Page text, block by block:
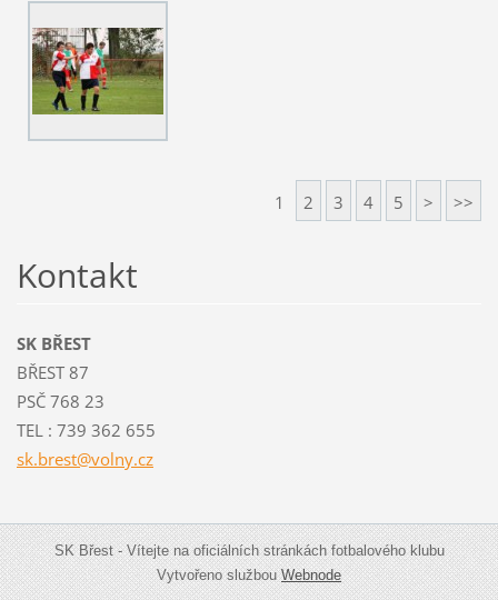
1 2 3 4 5 > >>
Kontakt
SK BŘEST
BŘEST 87
PSČ 768 23
TEL : 739 362 655
sk.brest@volny.cz
SK Břest - Vítejte na oficiálních stránkách fotbalového klubu
Vytvořeno službouWebnode